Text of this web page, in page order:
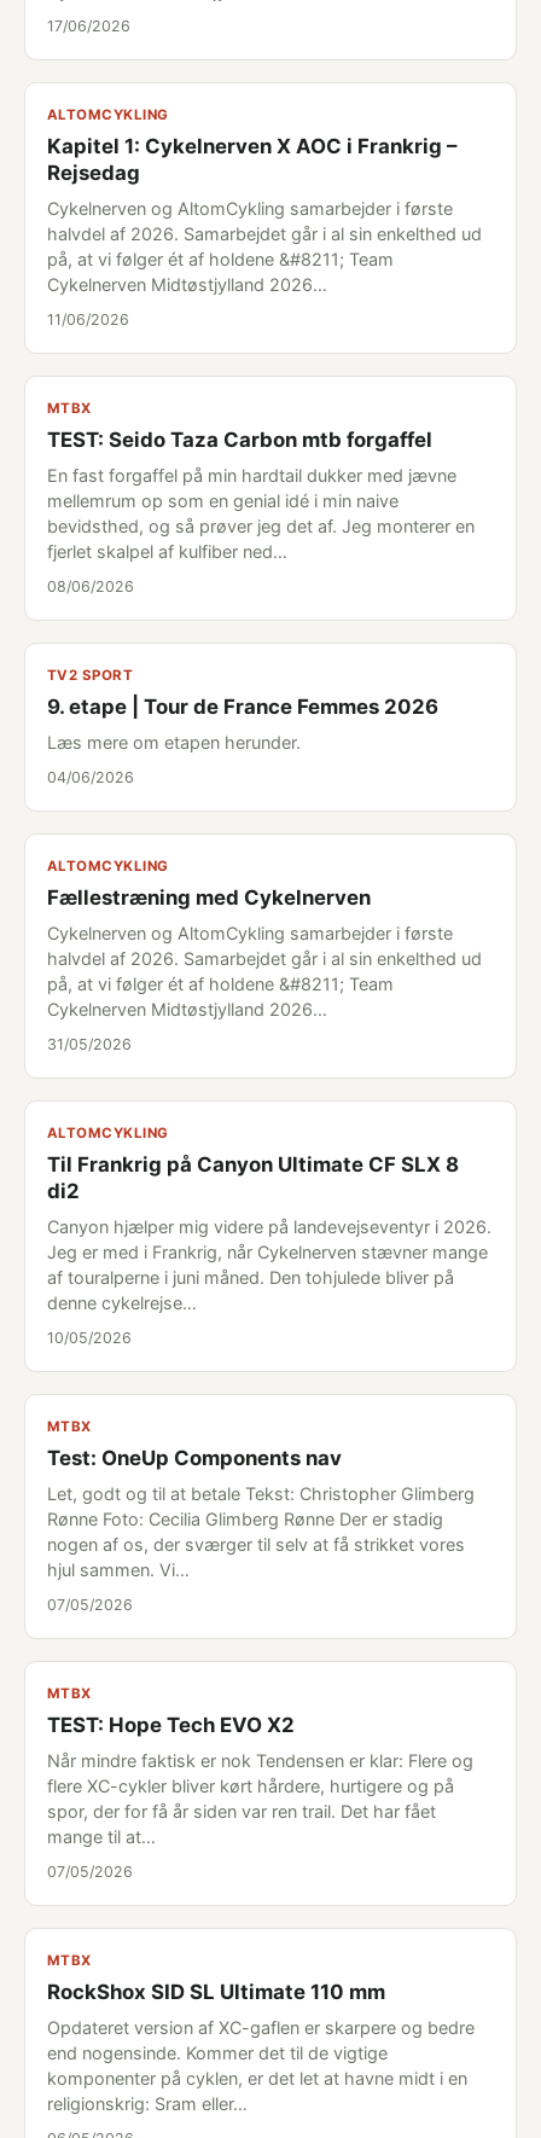
17/06/2026
ALTOMCYKLING
Kapitel 1: Cykelnerven X AOC i Frankrig –
Rejsedag
Cykelnerven og AltomCykling samarbejder i første
halvdel af 2026. Samarbejdet går i al sin enkelthed ud
på, at vi følger ét af holdene &#8211; Team
Cykelnerven Midtøstjylland 2026…
11/06/2026
MTBX
TEST: Seido Taza Carbon mtb forgaffel
En fast forgaffel på min hardtail dukker med jævne
mellemrum op som en genial idé i min naive
bevidsthed, og så prøver jeg det af. Jeg monterer en
fjerlet skalpel af kulfiber ned…
08/06/2026
TV2 SPORT
9. etape | Tour de France Femmes 2026
Læs mere om etapen herunder.
04/06/2026
ALTOMCYKLING
Fællestræning med Cykelnerven
Cykelnerven og AltomCykling samarbejder i første
halvdel af 2026. Samarbejdet går i al sin enkelthed ud
på, at vi følger ét af holdene &#8211; Team
Cykelnerven Midtøstjylland 2026…
31/05/2026
ALTOMCYKLING
Til Frankrig på Canyon Ultimate CF SLX 8
di2
Canyon hjælper mig videre på landevejseventyr i 2026.
Jeg er med i Frankrig, når Cykelnerven stævner mange
af touralperne i juni måned. Den tohjulede bliver på
denne cykelrejse…
10/05/2026
MTBX
Test: OneUp Components nav
Let, godt og til at betale Tekst: Christopher Glimberg
Rønne Foto: Cecilia Glimberg Rønne Der er stadig
nogen af os, der sværger til selv at få strikket vores
hjul sammen. Vi…
07/05/2026
MTBX
TEST: Hope Tech EVO X2
Når mindre faktisk er nok Tendensen er klar: Flere og
flere XC-cykler bliver kørt hårdere, hurtigere og på
spor, der for få år siden var ren trail. Det har fået
mange til at…
07/05/2026
MTBX
RockShox SID SL Ultimate 110 mm
Opdateret version af XC-gaflen er skarpere og bedre
end nogensinde. Kommer det til de vigtige
komponenter på cyklen, er det let at havne midt i en
religionskrig: Sram eller…